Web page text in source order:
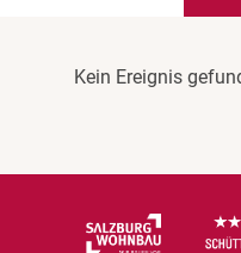
Kein Ereignis